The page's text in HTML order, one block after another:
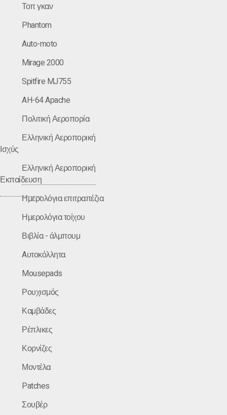
Τοπ γκαν
Phantom
Auto-moto
Mirage 2000
Spitfire MJ755
AH-64 Apache
Πολιτική Αεροπορία
Ελληνική Αεροπορική
Ισχύς
Ελληνική Αεροπορική
Εκπαίδευση
Ημερολόγια επιτραπέζια
Ημερολόγια τοίχου
Βιβλία - άλμπουμ
Aυτοκόλλητα
Mousepads
Ρουχισμός
Καμβάδες
Ρέπλικες
Κορνίζες
Μοντέλα
Patches
Σουβέρ